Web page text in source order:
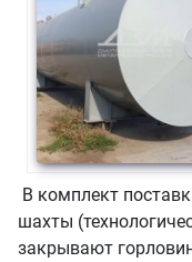
В комплект
шахты
закрывают